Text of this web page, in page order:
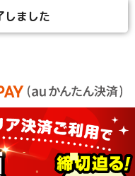
しました